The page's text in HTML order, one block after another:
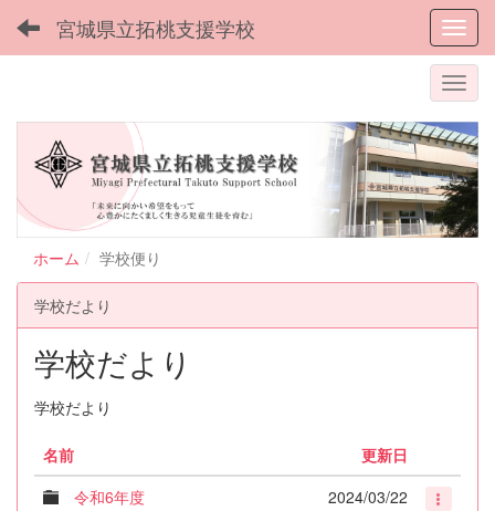
宮城県立拓桃支援学校
ホーム 学校便り
学校だより
学校だより
学校だより
名前
更新日
令和6年度
2024/03/22